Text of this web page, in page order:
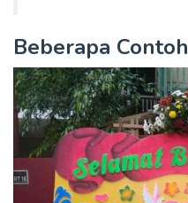
Beberapa Contoh